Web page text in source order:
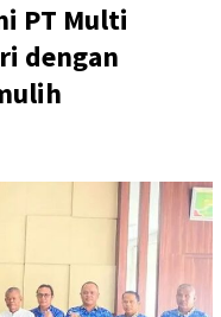
PT Multi
dengan